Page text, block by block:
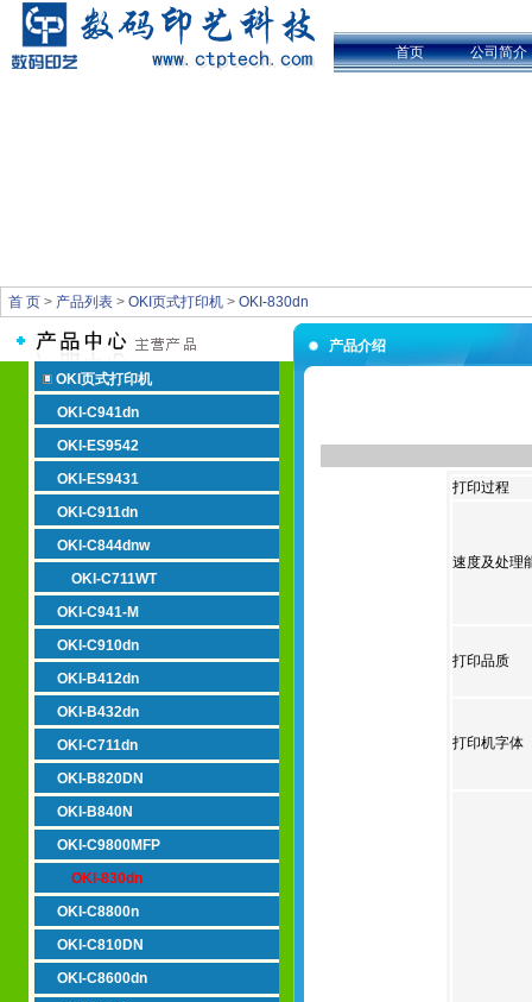
首页 公司简介
首 页 > 产品列表 > OKI页式打印机 > OKI-830dn
OKI页式打印机
OKI-C941dn
OKI-ES9542
OKI-ES9431
OKI-C911dn
OKI-C844dnw
OKI-C711WT
OKI-C941-M
OKI-C910dn
OKI-B412dn
OKI-B432dn
OKI-C711dn
OKI-B820DN
OKI-B840N
OKI-C9800MFP
OKI-830dn
OKI-C8800n
OKI-C810DN
OKI-C8600dn
产品介绍
打印过程
速度及处理
打印品质
打印机字体